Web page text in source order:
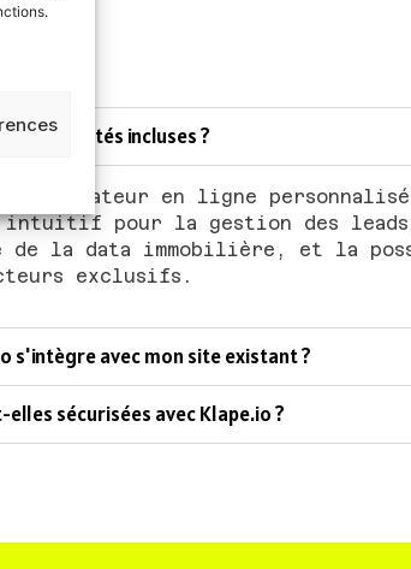
incluses ?
estimateur en ligne
intuitif pour la gestion des
de la data immobilière, et la
exclusifs.
s'intègre avec mon site existant ?
elles sécurisées avec Klape.io ?